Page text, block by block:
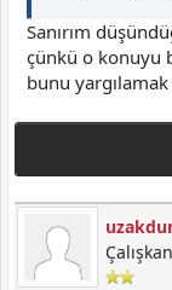
Sanırım
çünkü o konuyu
bunu